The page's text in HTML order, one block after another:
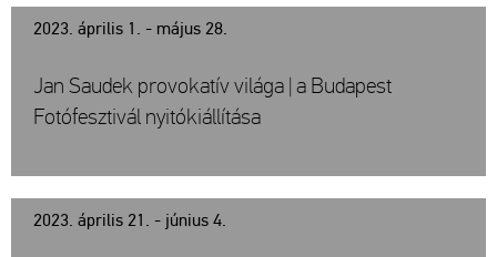
2023. április 1. - május 28.
Jan Saudek provokatív világa | a Budapest
Fotófesztivál nyitókiállítása
2023. április 21. - június 4.